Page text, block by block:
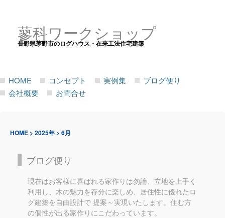
蓼科ワークショップ
長野県茅野市のログハウス・在来工法住宅建築
HOME コンセプト 実例集
ブログ便り
会社概要
お問合せ
HOME > 2025年 > 6月
ブログ便り
現在はお客様に喜ばれる家作りは勿論、立地を上手く
利用し、木の魅力を存分に楽しめ、居住性に優れたロ
グ建築を自由設計で 提案～実現いたします。住む方
の個性が出る家作りにこだわっています。